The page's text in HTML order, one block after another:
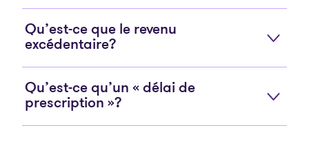
Qu’est-ce que le revenu
excédentaire?
Qu’est-ce qu’un « délai de
prescription »?